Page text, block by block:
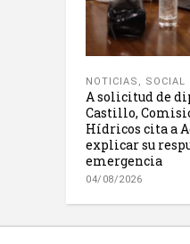
NOTICIAS , SOCIAL
A solicitud de
Castillo,
Hídricos cita a
explicar su
emergencia
04/08/2026